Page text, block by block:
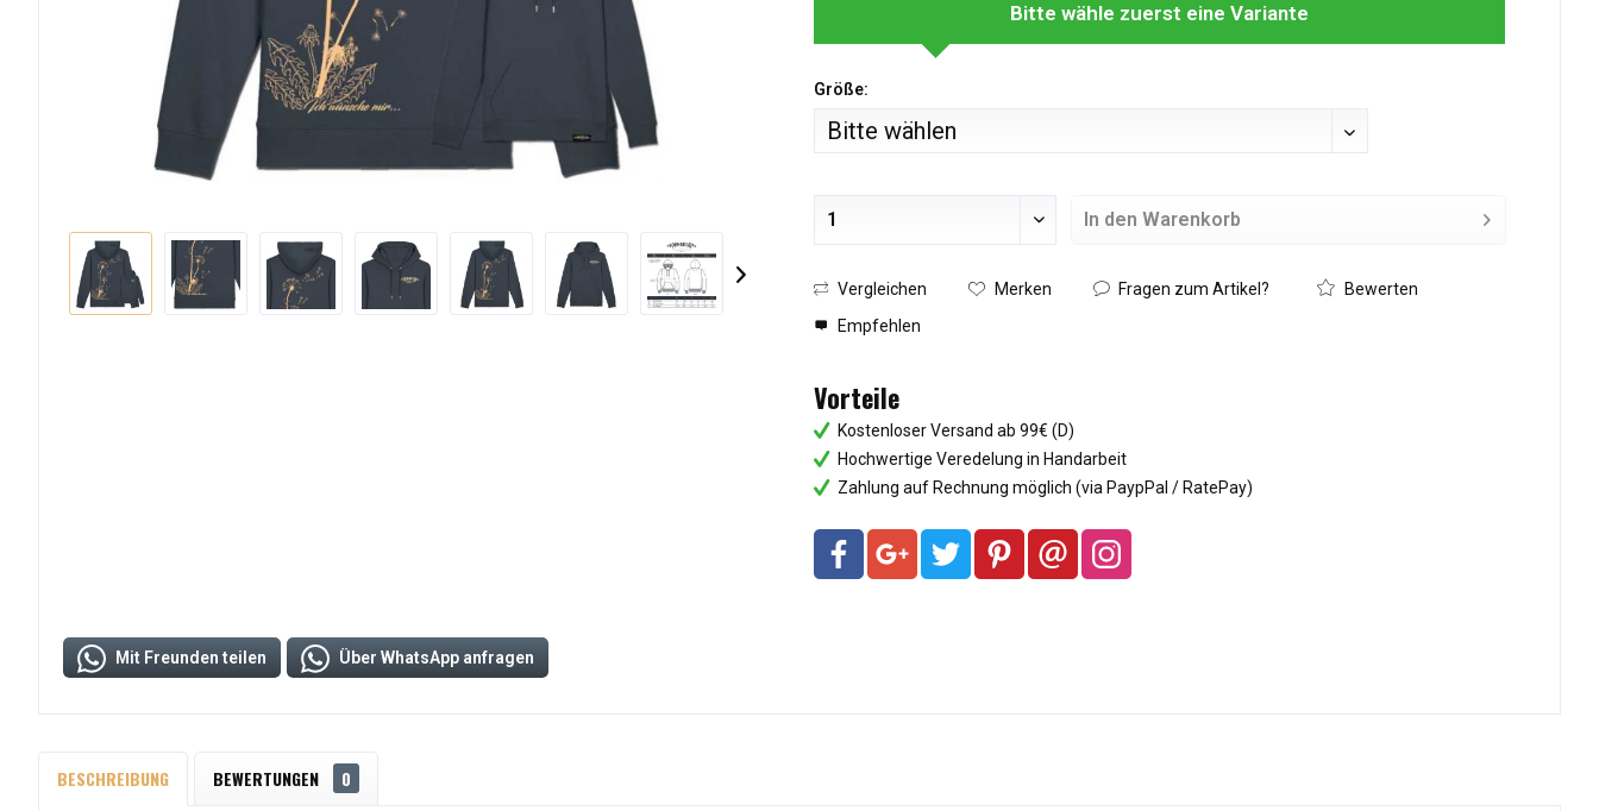
Bitte wähle zuerst eine Variante
Größe:
In den Warenkorb
Vergleichen Merken Fragen zum Artikel?
Bewerten
Empfehlen
Vorteile
Kostenloser Versand ab 99€ (D)
Hochwertige Veredelung in Handarbeit
Zahlung auf Rechnung möglich (via PaypPal / RatePay)
Mit Freunden teilen Über WhatsApp anfragen
BESCHREIBUNG BEWERTUNGEN 0